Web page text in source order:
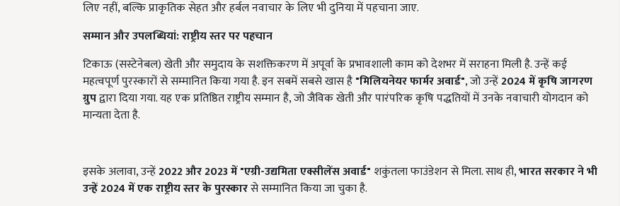
लिए नहीं, बल्कि प्राकृतिक सेहत और हर्बल नवाचार के लिए भी दुनिया में पहचाना जाए.
सम्मान और उपलब्धियां: राष्ट्रीय स्तर पर पहचान
टिकाऊ (सस्टेनेबल) खेती और समुदाय के सशक्तिकरण में अपूर्वा के प्रभावशाली काम को देशभर में सराहना मिली है. उन्हें कई
महत्वपूर्ण पुरस्कारों से सम्मानित किया गया है. इन सबमें सबसे खास है"मिलियनेयर फार्मर अवार्ड", जो उन्हें2024में कृषि जागरण
ग्रुपद्वारा दिया गया. यह एक प्रतिष्ठित राष्ट्रीय सम्मान है, जो जैविक खेती और पारंपरिक कृषि पद्धतियों में उनके नवाचारी योगदान को
मान्यता देता है.
इसके अलावा, उन्हें2022और2023में "एग्री-उद्यमिता एक्सीलेंस अवार्ड" शकुंतला फाउंडेशन से मिला. साथ ही,भारत सरकार ने भी
उन्हें2024में एक राष्ट्रीय स्तर के पुरस्कारसे सम्मानित किया जा चुका है.